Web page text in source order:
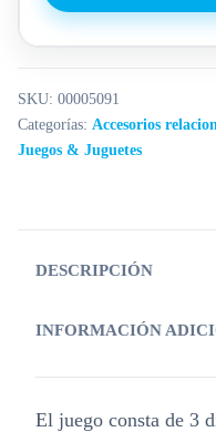
SKU: 00005091
Categorías: Accesorios
Juegos & Juguetes
DESCRIPCIÓN
INFORMACIÓN
El juego consta de 3